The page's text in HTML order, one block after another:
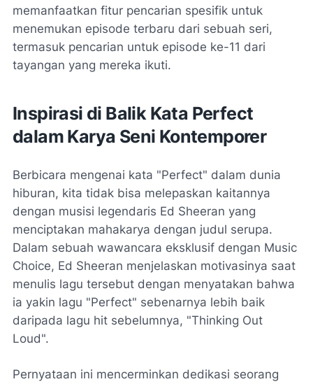
memanfaatkan fitur pencarian spesifik untuk
menemukan episode terbaru dari sebuah seri,
termasuk pencarian untuk episode ke-11 dari
tayangan yang mereka ikuti.
Inspirasi di Balik Kata Perfect
dalam Karya Seni Kontemporer
Berbicara mengenai kata "Perfect" dalam dunia
hiburan, kita tidak bisa melepaskan kaitannya
dengan musisi legendaris Ed Sheeran yang
menciptakan mahakarya dengan judul serupa.
Dalam sebuah wawancara eksklusif dengan Music
Choice, Ed Sheeran menjelaskan motivasinya saat
menulis lagu tersebut dengan menyatakan bahwa
ia yakin lagu "Perfect" sebenarnya lebih baik
daripada lagu hit sebelumnya, "Thinking Out
Loud".
Pernyataan ini mencerminkan dedikasi seorang